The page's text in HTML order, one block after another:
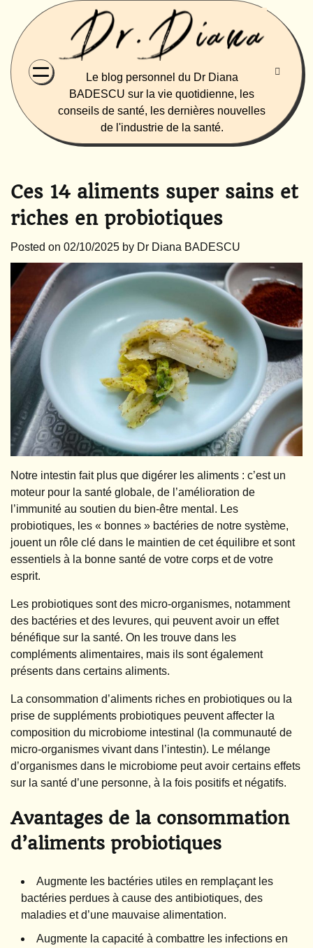
content
Le blog personnel du Dr Diana
BADESCU sur la vie quotidienne, les
conseils de santé, les dernières nouvelles
de l'industrie de la santé.
Ces 14 aliments super sains et
riches en probiotiques
Posted on 02/10/2025 by Dr Diana BADESCU
Notre intestin fait plus que digérer les aliments : c’est un
moteur pour la santé globale, de l’amélioration de
l’immunité au soutien du bien-être mental. Les
probiotiques, les « bonnes » bactéries de notre système,
jouent un rôle clé dans le maintien de cet équilibre et sont
essentiels à la bonne santé de votre corps et de votre
esprit.
Les probiotiques sont des micro-organismes, notamment
des bactéries et des levures, qui peuvent avoir un effet
bénéfique sur la santé. On les trouve dans les
compléments alimentaires, mais ils sont également
présents dans certains aliments.
La consommation d’aliments riches en probiotiques ou la
prise de suppléments probiotiques peuvent affecter la
composition du microbiome intestinal (la communauté de
micro-organismes vivant dans l’intestin). Le mélange
d’organismes dans le microbiome peut avoir certains effets
sur la santé d’une personne, à la fois positifs et négatifs.
Avantages de la consommation
d’aliments probiotiques
Augmente les bactéries utiles en remplaçant les
bactéries perdues à cause des antibiotiques, des
maladies et d’une mauvaise alimentation.
Augmente la capacité à combattre les infections en